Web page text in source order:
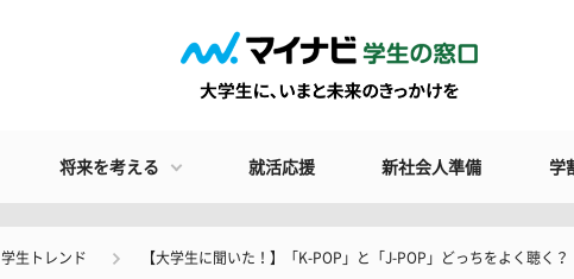
将来を考える 就活応援 新社会人準備 学
学生トレンド 【大学生に聞いた！】「K-POP」と「J-POP」どっちをよく聴く